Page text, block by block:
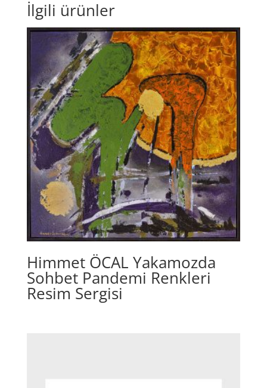
İlgili ürünler
Himmet ÖCAL Yakamozda
Sohbet Pandemi Renkleri
Resim Sergisi